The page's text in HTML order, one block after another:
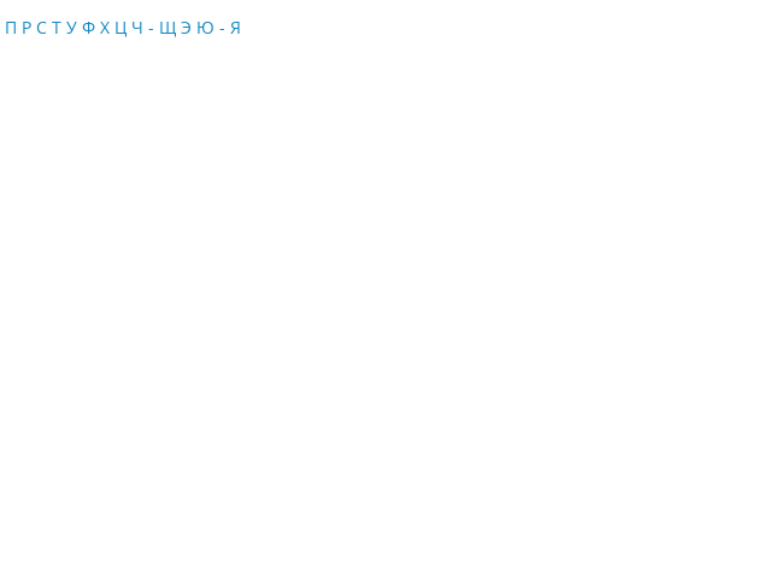
П Р С Т У Ф Х Ц Ч - Щ Э Ю - Я